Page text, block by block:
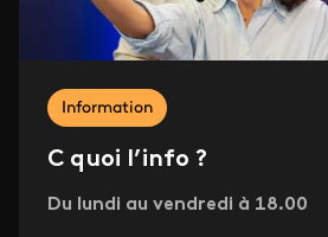
Information
C quoi l’info ?
Du lundi au vendredi à 18.00